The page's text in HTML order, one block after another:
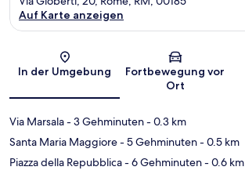
Karte
Auf Karte anzeigen
In der Umgebung
Fortbewegung vor
Ort
Via Marsala- 3 Gehminuten- 0.3 km
Santa Maria Maggiore- 5 Gehminuten- 0.5 km
Piazza della Repubblica- 6 Gehminuten- 0.6 km